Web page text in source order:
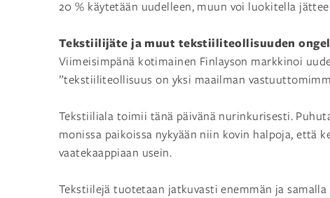
20 % käytetään uudelleen, muun voi luokitella
Tekstiilijäte ja muut tekstiiliteollisuuden
Viimeisimpänä kotimainen Finlayson markkinoi
”tekstiiliteollisuus on yksi maailman
Tekstiiliala toimii tänä päivänä nurinkurisesti.
monissa paikoissa nykyään niin kovin halpoja, että
vaatekaappiaan usein.
Tekstiilejä tuotetaan jatkuvasti enemmän ja